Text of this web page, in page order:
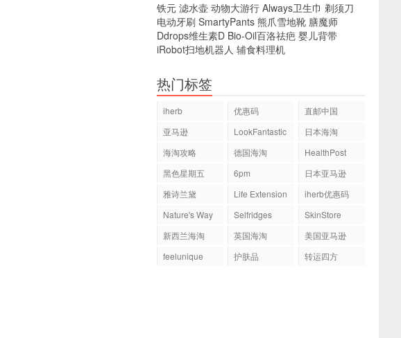
铁元 滤水壶 动物大游行 Always卫生巾 剃须刀
电动牙刷 SmartyPants 熊爪雪地靴 膳魔师
Ddrops维生素D Bio-Oil百洛祛疤 婴儿背带
iRobot扫地机器人 辅食料理机
热门标签
iherb 优惠码
直邮中国
亚马逊
LookFantastic
日本海淘
海淘攻略
德国海淘
HealthPost
黑色星期五
6pm
日本亚马逊
雅诗兰黛
Life Extension
iherb优惠码
Nature's Way
Selfridges
SkinStore
新西兰海淘
英国海淘
美国亚马逊
feelunique
护肤品 转运四方